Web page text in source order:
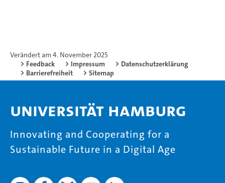
Verändert am 4. November 2025
Feedback
Impressum
Datenschutzerklärung
Barrierefreiheit
Sitemap
Universität Hamburg
Innovating and Cooperating for a
Sustainable Future in a Digital Age